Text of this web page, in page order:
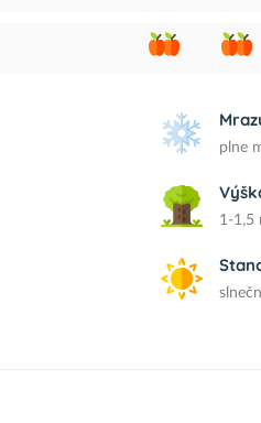
plne
1-1,5